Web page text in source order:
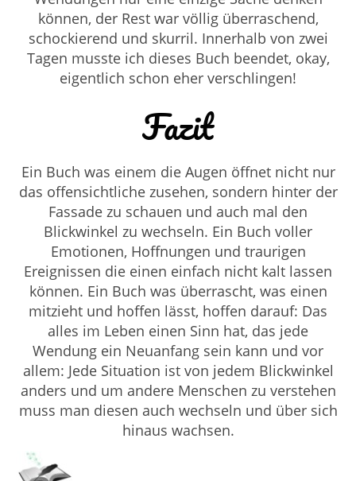
können, der Rest war völlig überraschend,
schockierend und skurril. Innerhalb von zwei
Tagen musste ich dieses Buch beendet, okay,
eigentlich schon eher verschlingen!
Fazit
Ein Buch was einem die Augen öffnet nicht nur
das offensichtliche zusehen, sondern hinter der
Fassade zu schauen und auch mal den
Blickwinkel zu wechseln. Ein Buch voller
Emotionen, Hoffnungen und traurigen
Ereignissen die einen einfach nicht kalt lassen
können. Ein Buch was überrascht, was einen
mitzieht und hoffen lässt, hoffen darauf: Das
alles im Leben einen Sinn hat, das jede
Wendung ein Neuanfang sein kann und vor
allem: Jede Situation ist von jedem Blickwinkel
anders und um andere Menschen zu verstehen
muss man diesen auch wechseln und über sich
hinaus wachsen.